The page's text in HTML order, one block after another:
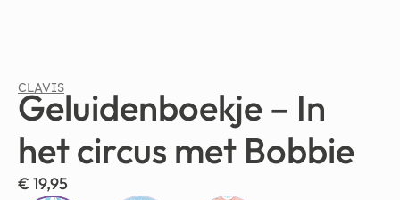
CLAVIS
Geluidenboekje – In
het circus met Bobbie
€ 19,95